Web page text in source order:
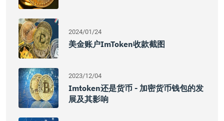
2024/01/24
美金账户imToken收款截图
2023/12/04
Imtoken还是货币 - 加密货币钱包的发
展及其影响